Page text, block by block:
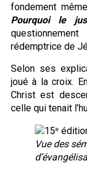
fondement
Pourquoi le
rédemptrice de
Selon ses
joué à la croix.
Christ est
celle qui tenait
Vue des